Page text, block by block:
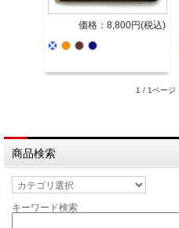
価格：8,800円(税込)
1 / 1ページ
商品検索
キーワード検索